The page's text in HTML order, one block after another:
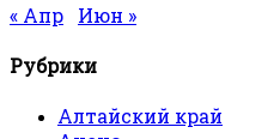
« Апр
Июн »
Рубрики
Алтайский край